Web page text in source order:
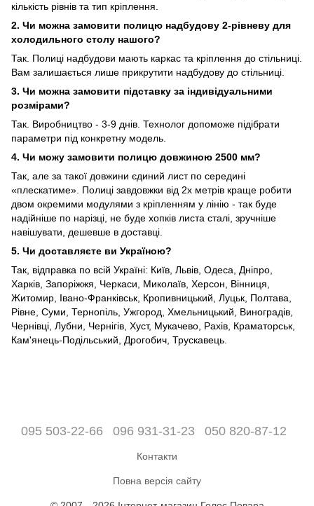
кількість рівнів та тип кріплення.
2. Чи можна замовити полицю надбудову 2-рівневу для
холодильного столу нашого?
Так. Полиці надбудови мають каркас та кріплення до стільниці.
Вам залишається лише прикрутити надбудову до стільниці.
3. Чи можна замовити підставку за індивідуальними
розмірами?
Так. Виробництво - 3-9 днів. Технолог допоможе підібрати
параметри під конкретну модель.
4. Чи можу замовити полицю довжиною 2500 мм?
Так, але за такої довжини єдиний лист по середині
«плескатиме». Полиці завдовжки від 2х метрів краще робити
двом окремими модулями з кріпленням у лінію - так буде
надійніше по нарізці, не буде хопків листа сталі, зручніше
навішувати, дешевше в доставці.
5. Чи доставляєте ви Україною?
Так, відправка по всій Україні: Київ, Львів, Одеса, Дніпро,
Харків, Запоріжжя, Черкаси, Миколаїв, Херсон, Вінниця,
Житомир, Івано-Франківськ, Кропивницький, Луцьк, Полтава,
Рівне, Суми, Тернопіль, Ужгород, Хмельницький, Виноградів,
Чернівці, Лубни, Чернігів, Хуст, Мукачево, Рахів, Краматорськ,
Кам'янець-Подільський, Дрогобич, Трускавець.
095 503-22-66 096 931-31-23 050 820-87-12
Контакти
Повна версія сайту